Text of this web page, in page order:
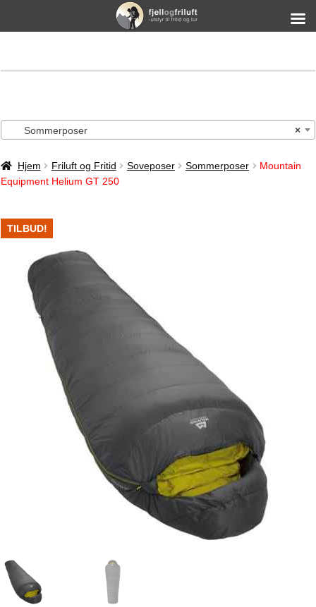
×
Sommerposer
Hjem Friluft og Fritid Soveposer Sommerposer
Mountain
Equipment Helium GT 250
TILBUD!